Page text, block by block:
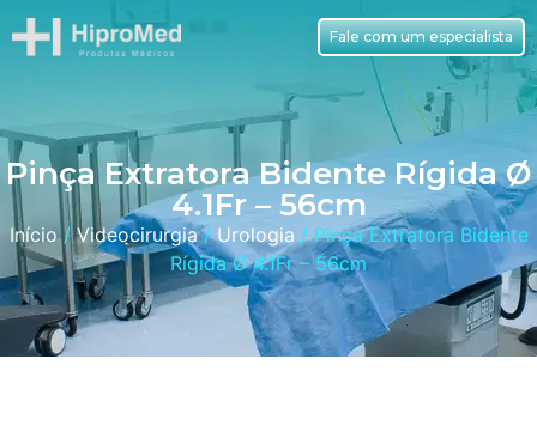
Fale com um especialista
Pinça Extratora Bidente Rígida Ø
4.1Fr – 56cm
Início/Videocirurgia/Urologia / Pinça Extratora Bidente
Rígida Ø 4.1Fr – 56cm